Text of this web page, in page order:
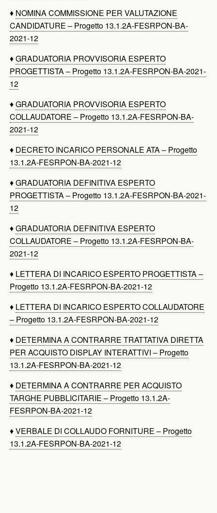
♦ NOMINA COMMISSIONE PER VALUTAZIONE
CANDIDATURE – Progetto 13.1.2A-FESRPON-BA-
2021-12
♦GRADUATORIA PROVVISORIA ESPERTO
PROGETTISTA – Progetto 13.1.2A-FESRPON-BA-2021-
12
♦GRADUATORIA PROVVISORIA ESPERTO
COLLAUDATORE – Progetto 13.1.2A-FESRPON-BA-
2021-12
♦ DECRETO INCARICO PERSONALE ATA – Progetto
13.1.2A-FESRPON-BA-2021-12
♦GRADUATORIA DEFINITIVA ESPERTO
PROGETTISTA – Progetto 13.1.2A-FESRPON-BA-2021-
12
♦GRADUATORIA DEFINITIVA ESPERTO
COLLAUDATORE – Progetto 13.1.2A-FESRPON-BA-
2021-12
♦ LETTERA DI INCARICO ESPERTO PROGETTISTA –
Progetto 13.1.2A-FESRPON-BA-2021-12
♦ LETTERA DI INCARICO ESPERTO COLLAUDATORE
– Progetto 13.1.2A-FESRPON-BA-2021-12
♦ DETERMINA A CONTRARRE TRATTATIVA DIRETTA
PER ACQUISTO DISPLAY INTERATTIVI – Progetto
13.1.2A-FESRPON-BA-2021-12
♦ DETERMINA A CONTRARRE PER ACQUISTO
TARGHE PUBBLICITARIE – Progetto 13.1.2A-
FESRPON-BA-2021-12
♦VERBALE DI COLLAUDO FORNITURE – Progetto
13.1.2A-FESRPON-BA-2021-12